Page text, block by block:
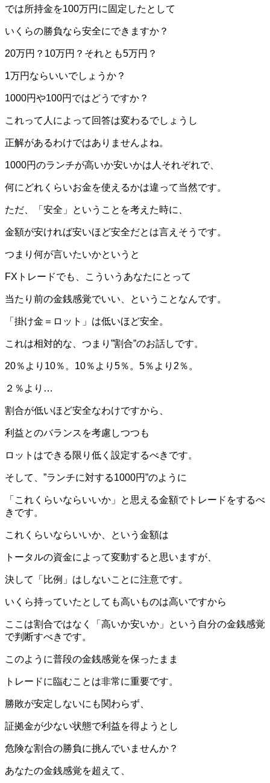
では所持金を100万円に固定したとして
いくらの勝負なら安全にできますか？
20万円？10万円？それとも5万円？
1万円ならいいでしょうか？
1000円や100円ではどうですか？
これって人によって回答は変わるでしょうし
正解があるわけではありませんよね。
1000円のランチが高いか安いかは人それぞれで、
何にどれくらいお金を使えるかは違って当然です。
ただ、「安全」ということを考えた時に、
金額が安ければ安いほど安全だとは言えそうです。
つまり何が言いたいかというと
FXトレードでも、こういうあなたにとって
当たり前の金銭感覚でいい、ということなんです。
「掛け金＝ロット」は低いほど安全。
これは相対的な、つまり”割合”のお話しです。
20％より10％。10％より5％。5％より2％。
２％より…
割合が低いほど安全なわけですから、
利益とのバランスを考慮しつつも
ロットはできる限り低く設定するべきです。
そして、”ランチに対する1000円”のように
「これくらいならいいか」と思える金額でトレードをするべ
きです。
これくらいならいいか、という金額は
トータルの資金によって変動すると思いますが、
決して「比例」はしないことに注意です。
いくら持っていたとしても高いものは高いですから
ここは割合ではなく「高いか安いか」という自分の金銭感覚
で判断すべきです。
このように普段の金銭感覚を保ったまま
トレードに臨むことは非常に重要です。
勝敗が安定しないにも関わらず、
証拠金が少ない状態で利益を得ようとし
危険な割合の勝負に挑んでいませんか？
あなたの金銭感覚を超えて、